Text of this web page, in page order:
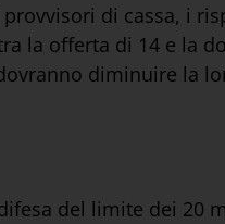
di cassa, i
la offerta di 14 e la
diminuire la
del limite dei 20